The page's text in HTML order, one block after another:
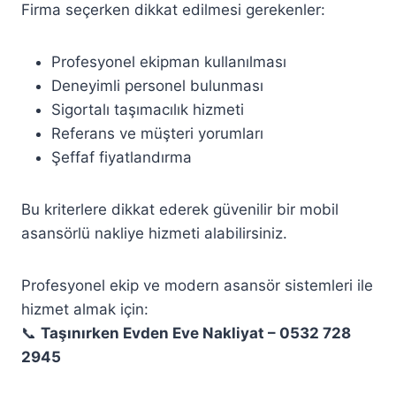
Firma seçerken dikkat edilmesi gerekenler:
Profesyonel ekipman kullanılması
Deneyimli personel bulunması
Sigortalı taşımacılık hizmeti
Referans ve müşteri yorumları
Şeffaf fiyatlandırma
Bu kriterlere dikkat ederek güvenilir bir mobil
asansörlü nakliye hizmeti alabilirsiniz.
Profesyonel ekip ve modern asansör sistemleri ile
hizmet almak için:
📞 Taşınırken Evden Eve Nakliyat – 0532 728
2945